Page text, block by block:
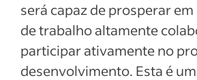
será capaz de prosperar
de trabalho altamente
participar ativamente no
desenvolvimento. Esta é